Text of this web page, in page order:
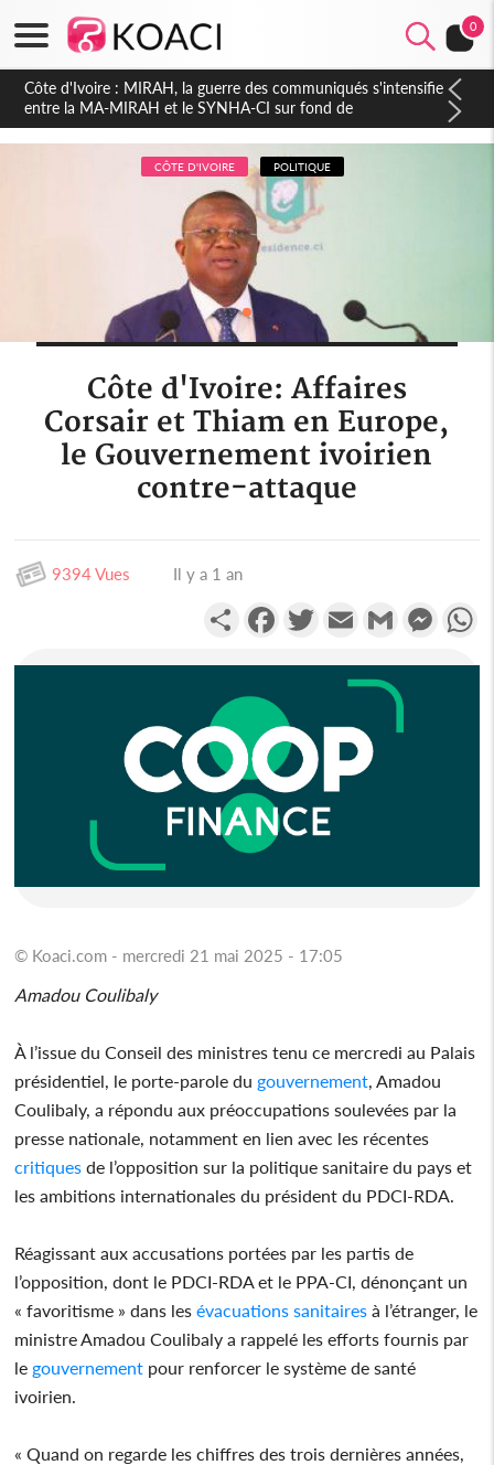
0
Côte d'Ivoire : Indépendance 2026, Thiam plaide pour un
environnement démocratique plus apaisé
CÔTE D'IVOIRE POLITIQUE
Côte d'Ivoire: Affaires
Corsair et Thiam en Europe,
le Gouvernement ivoirien
contre-attaque
9394 Vues Il y a 1 an
PartagerFacebookTwitterEmail Gmail
© Koaci.com - mercredi 21 mai 2025 - 17:05
Amadou Coulibaly
À l’issue du Conseil des ministres tenu ce mercredi au Palais
présidentiel, le porte-parole du gouvernement , Amadou
Coulibaly, a répondu aux préoccupations soulevées par la
presse nationale, notamment en lien avec les récentes
critiques de l’opposition sur la politique sanitaire du pays et
les ambitions internationales du président du PDCI-RDA.
Réagissant aux accusations portées par les partis de
l’opposition, dont le PDCI-RDA et le PPA-CI, dénonçant un
« favoritisme » dans les évacuations sanitaires à l’étranger, le
ministre Amadou Coulibaly a rappelé les efforts fournis par
le gouvernement pour renforcer le système de santé
ivoirien.
« Quand on regarde les chiffres des trois dernières années,